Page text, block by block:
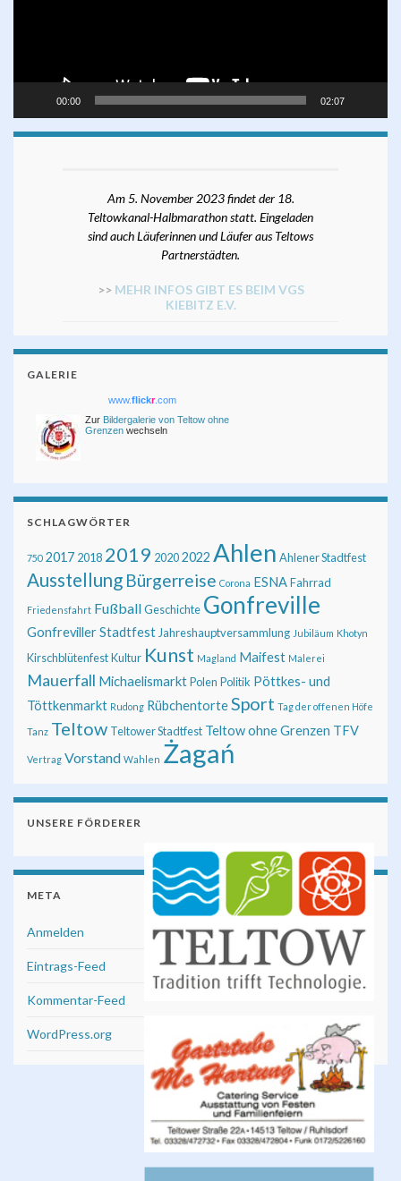
00:00 02:07
Am 5. November 2023 findet der 18.
Teltowkanal-Halbmarathon statt. Eingeladen
sind auch Läuferinnen und Läufer aus Teltows
Partnerstädten.
>> MEHR INFOS GIBT ES BEIM VGS
KIEBITZ E.V.
GALERIE
www.flickr.com
Zur Bildergalerie von Teltow ohne
Grenzen wechseln
SCHLAGWÖRTER
750 2017 2018 2019 20202022 Ahlen Ahlener Stadtfest
Ausstellung Bürgerreise Corona ESNAFahrrad
Friedensfahrt FußballGeschichte Gonfreville
Gonfreviller Stadtfest Jahreshauptversammlung Jubiläum Khotyn
KirschblütenfestKultur Kunst Magland Maifest Malerei
Mauerfall MichaelismarktPolen Politik Pöttkes- und
Töttkenmarkt Rudong RübchentorteSport Tag der offenen Höfe
Tanz Teltow Teltower Stadtfest Teltow ohne Grenzen TFV
Vertrag Vorstand Wahlen Żagań
UNSERE FÖRDERER
META
Anmelden
Eintrags-Feed
Kommentar-Feed
WordPress.org